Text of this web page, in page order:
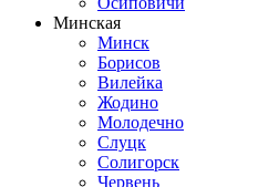
Минская
Минск
Борисов
Вилейка
Жодино
Молодечно
Слуцк
Солигорск
Червень